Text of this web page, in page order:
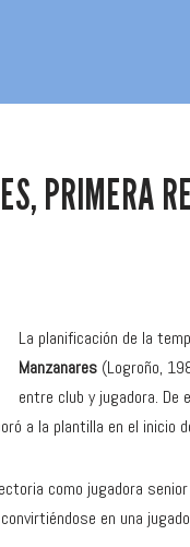
PRIMERA
La planificación de la
Manzanares (Logroño,
entre club y jugadora. De
a la plantilla en el
como jugadora
en una